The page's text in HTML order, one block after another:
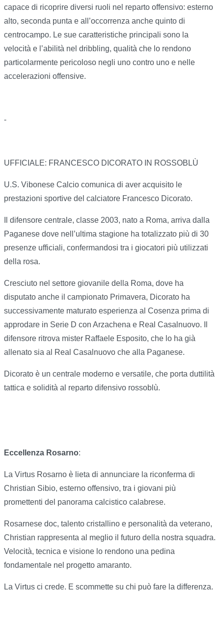
capace di ricoprire diversi ruoli nel reparto offensivo: esterno
alto, seconda punta e all’occorrenza anche quinto di
centrocampo. Le sue caratteristiche principali sono la
velocità e l’abilità nel dribbling, qualità che lo rendono
particolarmente pericoloso negli uno contro uno e nelle
accelerazioni offensive.
-
UFFICIALE: FRANCESCO DICORATO IN ROSSOBLÙ
U.S. Vibonese Calcio comunica di aver acquisito le
prestazioni sportive del calciatore Francesco Dicorato.
Il difensore centrale, classe 2003, nato a Roma, arriva dalla
Paganese dove nell’ultima stagione ha totalizzato più di 30
presenze ufficiali, confermandosi tra i giocatori più utilizzati
della rosa.
Cresciuto nel settore giovanile della Roma, dove ha
disputato anche il campionato Primavera, Dicorato ha
successivamente maturato esperienza al Cosenza prima di
approdare in Serie D con Arzachena e Real Casalnuovo. Il
difensore ritrova mister Raffaele Esposito, che lo ha già
allenato sia al Real Casalnuovo che alla Paganese.
Dicorato è un centrale moderno e versatile, che porta duttilità
tattica e solidità al reparto difensivo rossoblù.
Eccellenza Rosarno:
La Virtus Rosarno è lieta di annunciare la riconferma di
Christian Sibio, esterno offensivo, tra i giovani più
promettenti del panorama calcistico calabrese.
Rosarnese doc, talento cristallino e personalità da veterano,
Christian rappresenta al meglio il futuro della nostra squadra.
Velocità, tecnica e visione lo rendono una pedina
fondamentale nel progetto amaranto.
La Virtus ci crede. E scommette su chi può fare la differenza.